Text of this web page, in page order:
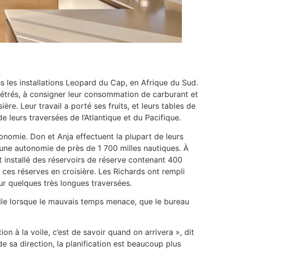
les installations Leopard du Cap, en Afrique du Sud.
à consigner leur consommation de carburant et
Leur travail a porté ses fruits, et leurs tables de
traversées de l’Atlantique et du Pacifique.
Don et Anja effectuent la plupart de leurs
autonomie de près de 1 700 milles nautiques. À
des réservoirs de réserve contenant 400
réserves en croisière. Les Richards ont rempli
quelques très longues traversées.
lorsque le mauvais temps menace, que le bureau
à la voile, c’est de savoir quand on arrivera », dit
sa direction, la planification est beaucoup plus